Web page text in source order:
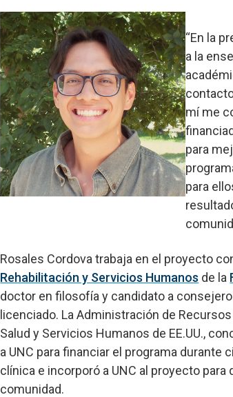
“En la
a la
mí me
para
para
Rosales Cordova trabaja en el proyecto
Rehabilitación y Servicios Humanos de la
doctor en filosofía y candidato a
licenciado. La Administración de
Salud y Servicios Humanos de EE.UU.,
a UNC para financiar el programa
clínica e incorporó a UNC al proyecto
comunidad.